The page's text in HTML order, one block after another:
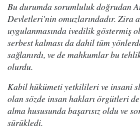
Bu durumda sorumluluk doğrudan
Devletleri'nin omuzlarındadır. Zira
uygulanmasında ivedilik göstermiş
serbest kalması da dahil tüm
sağlanırdı, ve de mahkumlar bu
olurdu.
Kabil hükümeti yetkilileri ve insani
olan sözde insan hakları örgütleri
alma hususunda başarısız oldu ve
sürükledi.